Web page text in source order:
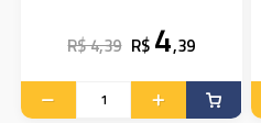
R$ 4,39 R$ 4,39